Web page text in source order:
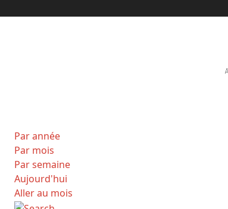
Par année
Par mois
Par semaine
Aujourd'hui
Aller au mois